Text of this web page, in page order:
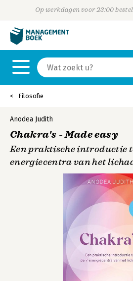
Op werkdagen voor 23:00
Filosofie
Anodea Judith
Chakra's - Made easy
Een praktische introductie
energiecentra van het